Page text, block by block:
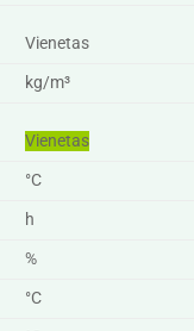
Vienetas
kg/m³
Vienetas
°C
h
%
°C